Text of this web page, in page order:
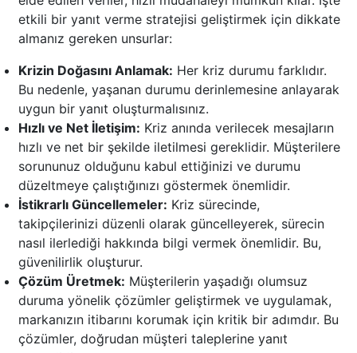
etkili bir yanıt verme stratejisi geliştirmek için dikkate
almanız gereken unsurlar:
Krizin Doğasını Anlamak: Her kriz durumu farklıdır.
Bu nedenle, yaşanan durumu derinlemesine anlayarak
uygun bir yanıt oluşturmalısınız.
Hızlı ve Net İletişim: Kriz anında verilecek mesajların
hızlı ve net bir şekilde iletilmesi gereklidir. Müşterilere
sorununuz olduğunu kabul ettiğinizi ve durumu
düzeltmeye çalıştığınızı göstermek önemlidir.
İstikrarlı Güncellemeler: Kriz sürecinde,
takipçilerinizi düzenli olarak güncelleyerek, sürecin
nasıl ilerlediği hakkında bilgi vermek önemlidir. Bu,
güvenilirlik oluşturur.
Çözüm Üretmek: Müşterilerin yaşadığı olumsuz
duruma yönelik çözümler geliştirmek ve uygulamak,
markanızın itibarını korumak için kritik bir adımdır. Bu
çözümler, doğrudan müşteri taleplerine yanıt